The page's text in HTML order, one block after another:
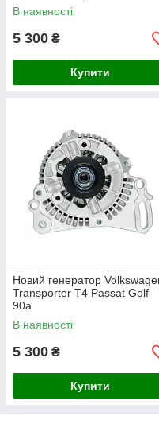
В наявності
5 300 ₴
Купити
Новий генератор
Transporter T4 Passat Golf
90а
В наявності
5 300 ₴
Купити